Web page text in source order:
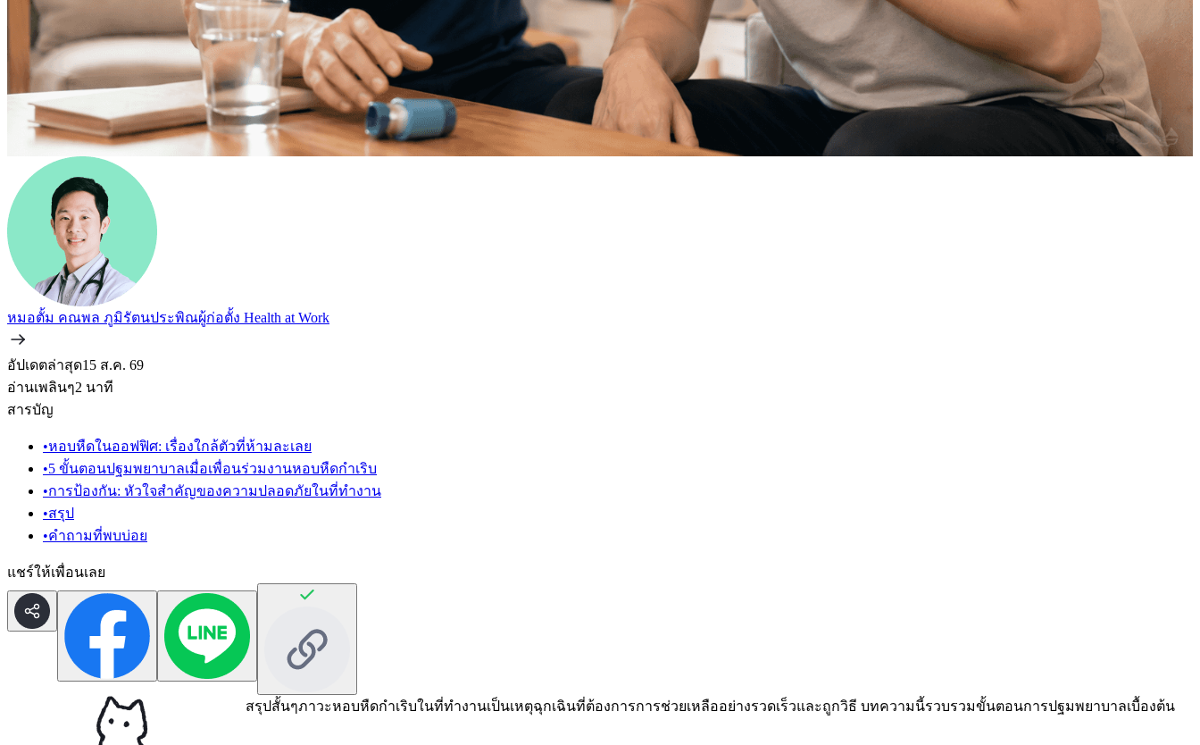
หมอตั้ม คณพล ภูมิรัตนประพิณผู้ก่อตั้ง Health at Work
อัปเดตล่าสุด15 ส.ค. 69
อ่านเพลินๆ2 นาที
สารบัญ
•หอบหืดในออฟฟิศ: เรื่องใกล้ตัวที่ห้ามละเลย
•5 ขั้นตอนปฐมพยาบาลเมื่อเพื่อนร่วมงานหอบหืดกำเริบ
•การป้องกัน: หัวใจสำคัญของความปลอดภัยในที่ทำงาน
•สรุป
•คำถามที่พบบ่อย
แชร์ให้เพื่อนเลย
สรุปสั้นๆภาวะหอบหืดกำเริบในที่ทำงานเป็นเหตุฉุกเฉินที่ต้องการการช่วยเหลืออย่างรวดเร็วและถูกวิธี บทความนี้รวบรวมขั้นตอนการปฐมพยาบาลเบื้องต้น